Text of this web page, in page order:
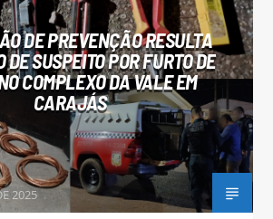
FM
DE PREVENÇÃO RESULTA
DE SUSPEITO POR FURTO DE
COMPLEXO DA VALE EM
CARAJÁS
2025